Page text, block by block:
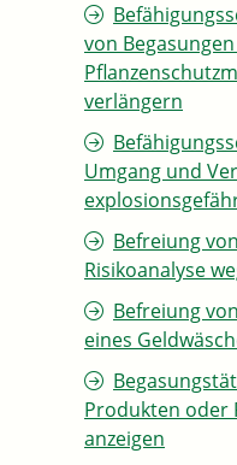
von
verlängern
Umgang und
Befreiung
Risikoanalyse
Befreiung
eines
Produkten oder
anzeigen